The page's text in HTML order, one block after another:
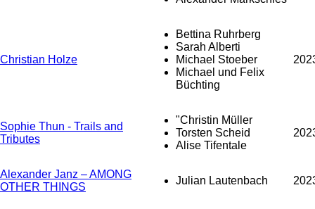
Christian Holze
Bettina Ruhrberg
Sarah Alberti
Michael Stoeber
Michael und Felix
Büchting
Sophie Thun - Trails and
Tributes
"Christin Müller
Torsten Scheid
Alise Tifentale
Alexander Janz – AMONG
OTHER THINGS
Julian Lautenbach